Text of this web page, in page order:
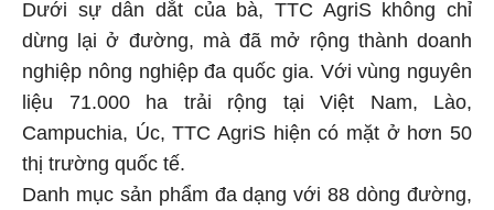
Dưới sự dẫn dắt của bà, TTC AgriS không chỉ
dừng lại ở đường, mà đã mở rộng thành doanh
nghiệp nông nghiệp đa quốc gia. Với vùng nguyên
liệu 71.000 ha trải rộng tại Việt Nam, Lào,
Campuchia, Úc, TTC AgriS hiện có mặt ở hơn 50
thị trường quốc tế.
Danh mục sản phẩm đa dạng với 88 dòng đường,